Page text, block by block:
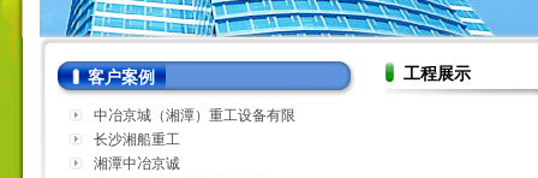
工程展示
客户案例
中冶京城（湘潭）重工设备有限
公司
长沙湘船重工
湘潭中冶京诚